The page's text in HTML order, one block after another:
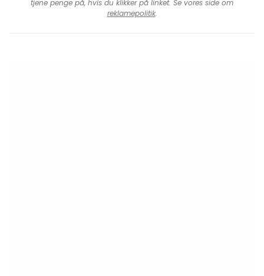
tjene penge på, hvis du klikker på linket. Se vores side om
reklamepolitik.